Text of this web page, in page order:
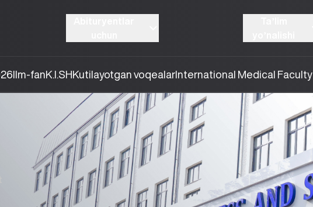
Ilm-fanK.I.SHKutilayotgan voqealarInternational Medical Faculty